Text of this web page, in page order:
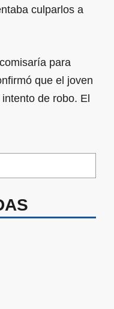
culparlos a
para
que el joven
de robo. El